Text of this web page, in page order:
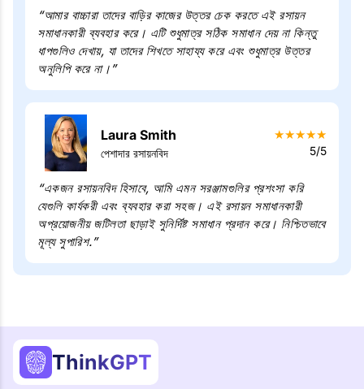
“আমার বাচ্চারা তাদের বাড়ির কাজের উত্তর চেক করতে এই রসায়ন
সমাধানকারী ব্যবহার করে। এটি শুধুমাত্র সঠিক সমাধান দেয় না কিন্তু
ধাপগুলিও দেখায়, যা তাদের শিখতে সাহায্য করে এবং শুধুমাত্র উত্তর
অনুলিপি করে না।”
Laura Smith
পেশাদার রসায়নবিদ
★★★★★
5/5
“একজন রসায়নবিদ হিসাবে, আমি এমন সরঞ্জামগুলির প্রশংসা করি
যেগুলি কার্যকরী এবং ব্যবহার করা সহজ। এই রসায়ন সমাধানকারী
অপ্রয়োজনীয় জটিলতা ছাড়াই সুনির্দিষ্ট সমাধান প্রদান করে। নিশ্চিতভাবে
মূল্য সুপারিশ.”
ThinkGPT